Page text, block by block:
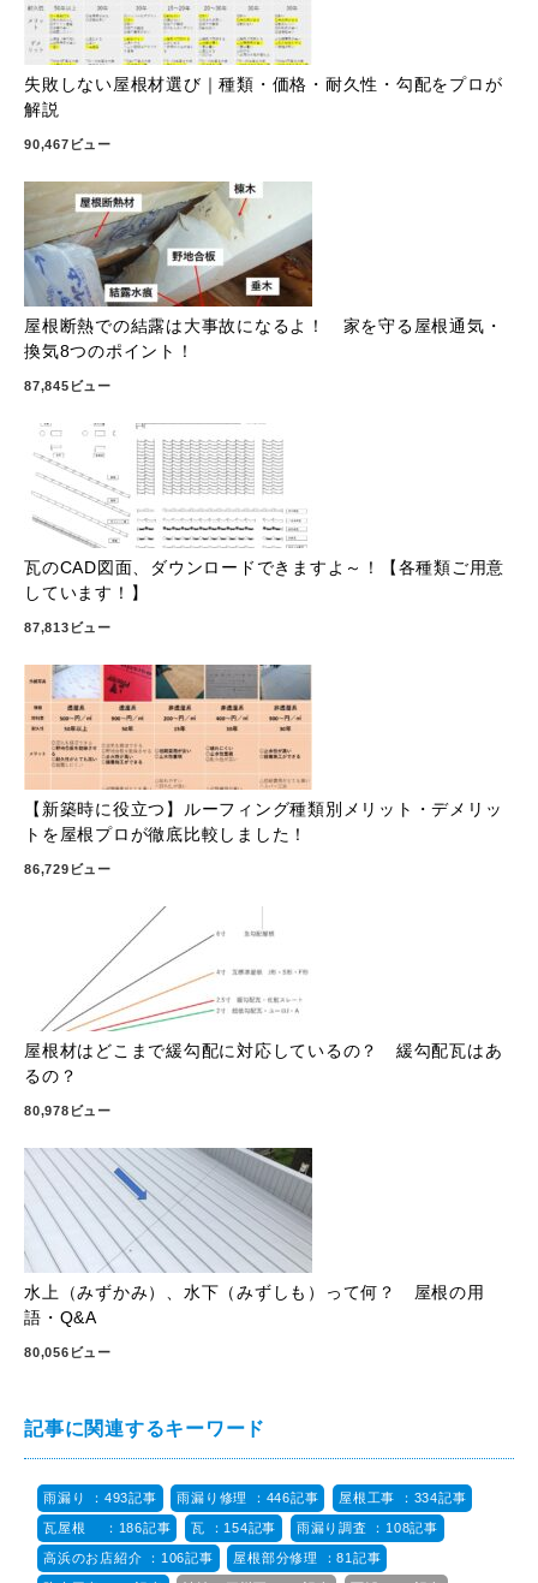
失敗しない屋根材選び｜種類・価格・耐久性・勾配をプロが
解説
90,467ビュー
屋根断熱での結露は大事故になるよ！ 家を守る屋根通気・
換気8つのポイント！
87,845ビュー
瓦のCAD図面、ダウンロードできますよ～！【各種類ご用意
しています！】
87,813ビュー
【新築時に役立つ】ルーフィング種類別メリット・デメリッ
トを屋根プロが徹底比較しました！
86,729ビュー
屋根材はどこまで緩勾配に対応しているの？ 緩勾配瓦はあ
るの？
80,978ビュー
水上（みずかみ）、水下（みずしも）って何？ 屋根の用
語・Q&A
80,056ビュー
記事に関連するキーワード
雨漏り ：493記事 雨漏り修理 ：446記事 屋根工事 ：334記事
瓦屋根 ：186記事 瓦 ：154記事 雨漏り調査 ：108記事
高浜のお店紹介 ：106記事 屋根部分修理 ：81記事